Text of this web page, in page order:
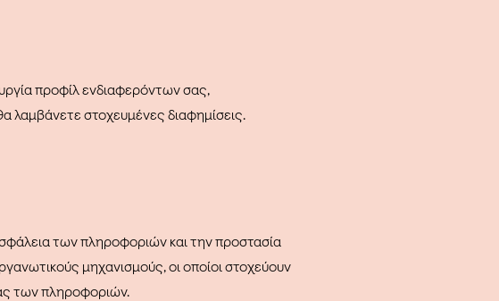
προφίλ ενδιαφερόντων σας,
λαμβάνετε στοχευμένες διαφημίσεις.
των πληροφοριών και την προστασία
μηχανισμούς, οι οποίοι στοχεύουν
των πληροφοριών.